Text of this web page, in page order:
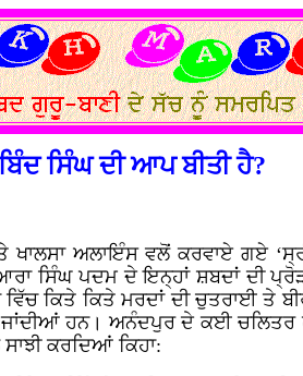
ਸਿੰਘ ਦੀ ਆਪ ਬੀਤੀ ਹੈ?
ਅਲਾਇੰਸ ਵਲੋਂ ਕਰਵਾਏ ਗਏ
ਸਿੰਘ ਪਦਮ ਦੇ ਇਨ੍ਹਾਂ ਸ਼ਬਦਾਂ ਦੀ
ਵਿੱਚ ਕਿਤੇ ਕਿਤੇ ਮਰਦਾਂ ਦੀ ਚੁਤਰਾਈ
ਹਨ। ਅਨੰਦਪੁਰ ਦੇ ਕਈ ਚਲਿਤਰ
ਕਰਦਿਆਂ ਕਿਹਾ: